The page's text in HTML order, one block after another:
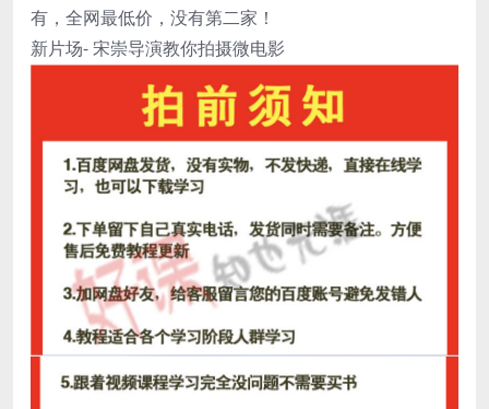
有，全网最低价，没有第二家！
新片场- 宋崇导演教你拍摄微电影